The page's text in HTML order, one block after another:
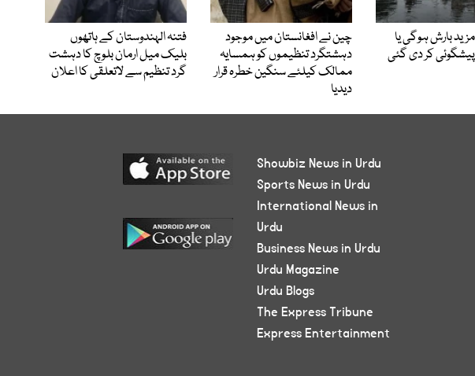
بارش ہوگی یا
پیشگوئی کر دی گئی
چین نے افغانستان میں موجود
دہشتگرد تنظیموں کو ہمسایہ
ممالک کیلئے سنگین خطرہ قرار
دیدیا
فتنہ الہندوستان کے ہاتھوں
بلیک میل ارمان بلوچ کا دہشت
گرد تنظیم سے لاتعلقی کا اعلان
Showbiz News in Urdu
Sports News in Urdu
International News in
Urdu
Business News in Urdu
Urdu Magazine
Urdu Blogs
The Express Tribune
Express Entertainment